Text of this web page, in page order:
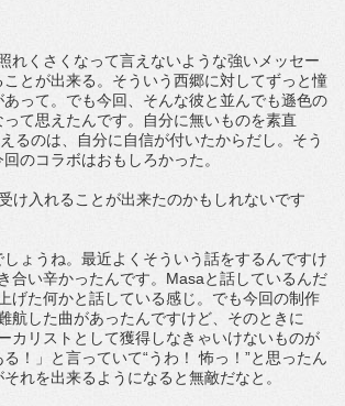
れくさくなって言えないような強いメッセー
とが出来る。そういう西郷に対してずっと憧
って。でも今回、そんな彼と並んでも遜色の
て思えたんです。自分に無いものを素直
るのは、自分に自信が付いたからだし。そう
のコラボはおもしろかった。
け入れることが出来たのかもしれないです
ょうね。最近よくそういう話をするんですけ
合い辛かったんです。Masaと話しているんだ
げた何かと話している感じ。でも今回の制作
航した曲があったんですけど、そのときに
カリストとして獲得しなきゃいけないものが
！」と言っていて“うわ！ 怖っ！”と思ったん
れを出来るようになると無敵だなと。